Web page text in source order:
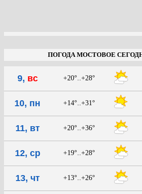
ПОГОДА МОСТОВОЕ
9, вс +20°..+28°
10, пн +14°..+31°
11, вт +20°..+36°
12, ср +19°..+28°
13, чт +13°..+26°